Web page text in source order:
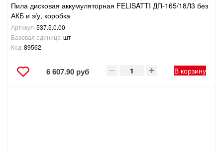
Пила дисковая аккумуляторная FELISATTI ДП-165/18Л3 без
АКБ и з/у, коробка
Артикул 537.5.0.00
Базовая единица шт
Код 89562
6 607.90 руб В корзину